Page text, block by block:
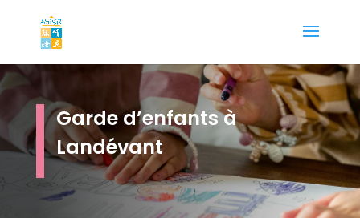
Garde d’enfants à
Landévant